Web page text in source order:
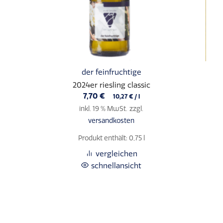
der feinfruchtige
2024er riesling classic
7,70 € 10,27 €/
inkl. 19 % MwSt. zzgl.
versandkosten
Produkt enthält: 0,75
vergleichen
schnellansicht